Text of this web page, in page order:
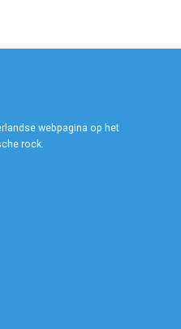
webpagina op het
rock.